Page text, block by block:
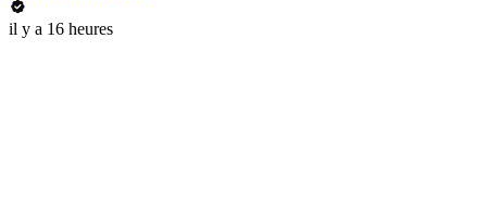
il y a 16 heures